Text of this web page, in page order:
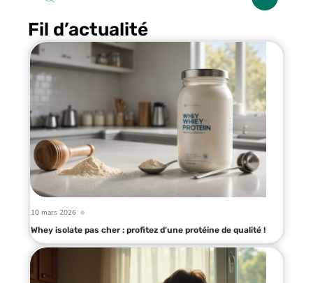
Fil d’actualité
10 mars 2026
Whey isolate pas cher : profitez d’une protéine de qualité !